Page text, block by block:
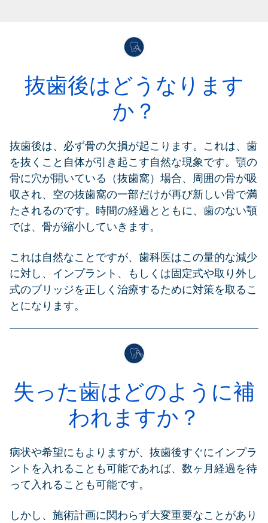
抜歯後はどうなります
か？
抜歯後は、必ず骨の欠損が起こります。これは、歯
を抜くこと自体が引き起こす自然な現象です。顎の
骨に穴が開いている（抜歯窩）場合、周囲の骨が吸
収され、空の抜歯窩の一部だけが再び新しい骨で満
たされるのです。時間の経過とともに、歯のない顎
では、骨が縮小していきます。
これは自然なことですが、歯科医はこの量的な減少
に対し、インプラント、もしくは固定式や取り外し
式のブリッジを正しく治療するために対策を取るこ
とになります。
失った歯はどのように補
われますか？
病状や希望にもよりますが、抜歯後すぐにインプラ
ントを入れることも可能であれば、数ヶ月経過を待
って入れることも可能です。
しかし、施術計画に関わらず大変重要なことがあり